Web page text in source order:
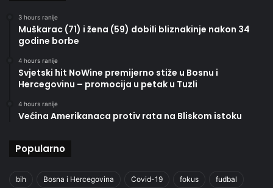
3 hours ranije
Muškarac (71) i žena (59) dobili bliznakinje nakon 34
godine borbe
4 hours ranije
Svjetski hit NoWine premijerno stiže u Bosnu i
Hercegovinu – promocija u petak u Tuzli
4 hours ranije
Većina Amerikanaca protiv rata na Bliskom istoku
Popularno
bih Bosna i Hercegovina Covid-19 fokus fudbal